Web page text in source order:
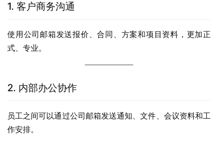
1. 客户商务沟通
使用公司邮箱发送报价、合同、方案和项目资料，更加正
式、专业。
2. 内部办公协作
员工之间可以通过公司邮箱发送通知、文件、会议资料和工
作安排。